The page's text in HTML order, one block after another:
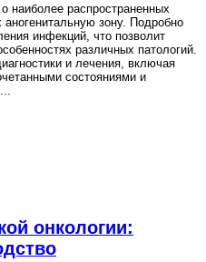
наиболее распространенных
зону. Подробно
инфекций, что позволит
различных патологий.
и лечения, включая
состояниями и
онкологии: